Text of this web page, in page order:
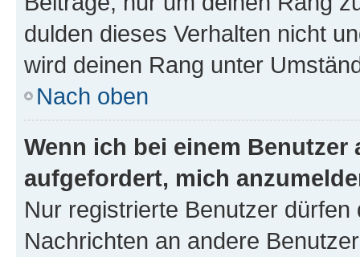
dulden dieses Verhalten nicht
wird deinen Rang unter
Nach oben
Wenn ich bei einem
aufgefordert, mich
Nur registrierte Benutzer
Nachrichten an andere